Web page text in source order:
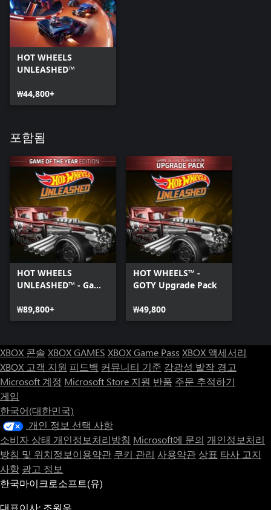
HOT WHEELS
UNLEASHED™
₩44,800+
포함됨
HOT WHEELS
UNLEASHED™ - Game
₩89,800+
HOT WHEELS™ -
GOTY Upgrade Pack
₩49,800
XBOX 콘솔 XBOX GAMES XBOX Game Pass XBOX 액세서리
XBOX 고객 지원 피드백 커뮤니티 기준 감광성 발작 경고
Microsoft 계정 Microsoft Store 지원 반품 주문 추적하기
게임
한국어(대한민국)
개인 정보 선택 사항
소비자 상태 개인정보처리방침 Microsoft에 문의 개인정보처리
방침 및 위치정보이용약관 쿠키 관리 사용약관 상표 타사 고지
사항 광고 정보
한국마이크로소프트(유)
대표이사: 조원우